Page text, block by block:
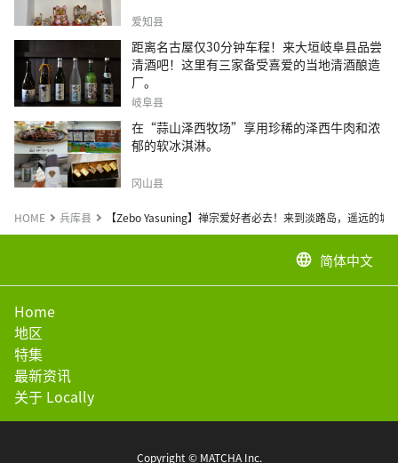
爱知县
距离名古屋仅30分钟车程！来大垣岐阜县品尝
清酒吧！这里有三家备受喜爱的当地清酒酿造
厂。
岐阜县
在“蒜山泽西牧场”享用珍稀的泽西牛肉和浓
郁的软冰淇淋。
冈山县
HOME 兵库县 【Zebo Yasuning】禅宗爱好者必去！来到淡路岛，遥远的城
language 简体中文
Home
地区
特集
最新资讯
关于 Locally
Copyright © MATCHA Inc.